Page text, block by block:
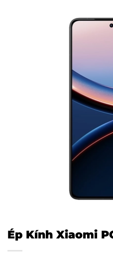
Ép Kính Xiaomi